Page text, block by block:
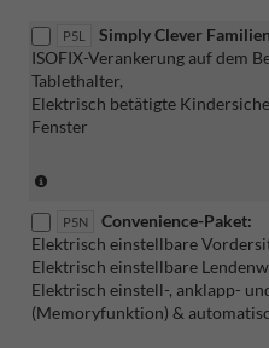
P5L
Simply Clever
ISOFIX-Verankerung auf dem
Tablethalter,
Elektrisch betätigte
Fenster
bestellbar,
nur
für
Lagerwagen
verfügbar)
P5N
Convenience-Paket:
Elektrisch einstellbare
Elektrisch einstellbare
Elektrisch einstell-, anklapp-
(Memoryfunktion) &